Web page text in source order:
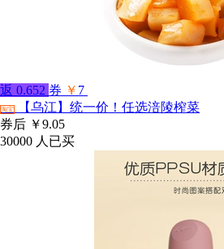
返 0.652 券 ￥ 7
淘宝
【乌江】统一价！任选涪陵榨菜
券后 ￥9.05
30000 人已买